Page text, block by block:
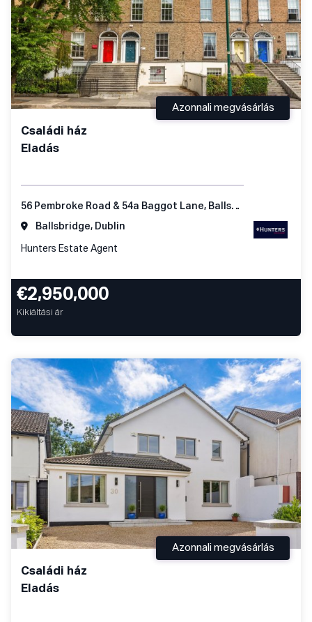
Családi ház
Eladás
Azonnali megvásárlás
56 Pembroke Road & 54a Baggot Lane, Ballsbridge Dublin 4
Ballsbridge, Dublin
Hunters Estate Agent
€2,950,000
Kikiáltási ár
Családi ház
Eladás
Azonnali megvásárlás